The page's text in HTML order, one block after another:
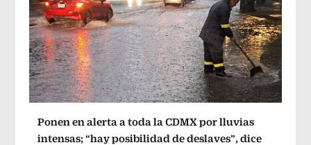
Ponen en alerta a toda la CDMX por lluvias
intensas; “hay posibilidad de deslaves”, dice